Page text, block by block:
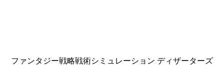
ファンタジー戦略戦術シミュレーション ディザーターズ